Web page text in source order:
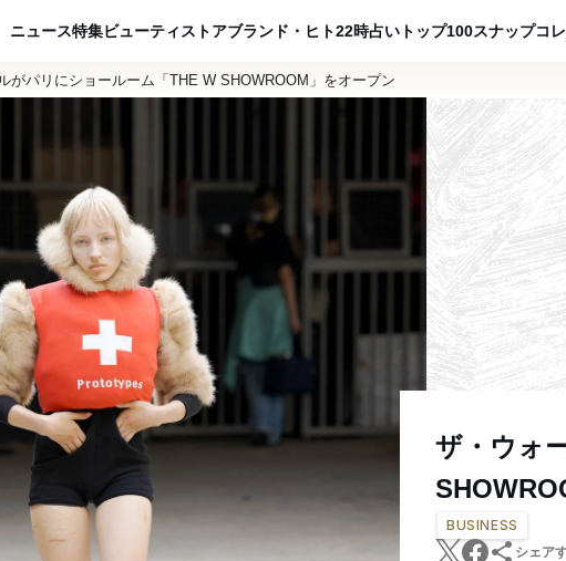
ニュース特集ビューティ ストアブランド・ヒト22時占い トップ100スナップコ
がパリにショールーム「THE W SHOWROOM」をオープン
ザ・ウォ
BUSINESS
シェア